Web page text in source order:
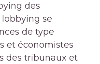
des
lobbying se
de type
et économistes
des tribunaux et